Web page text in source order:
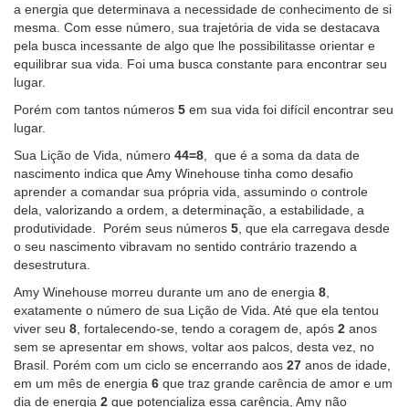
a energia que determinava a necessidade de conhecimento de si
mesma. Com esse número, sua trajetória de vida se destacava
pela busca incessante de algo que lhe possibilitasse orientar e
equilibrar sua vida. Foi uma busca constante para encontrar seu
lugar.
Porém com tantos números 5 em sua vida foi difícil encontrar seu
lugar.
Sua Lição de Vida, número 44=8 , que é a soma da data de
nascimento indica que Amy Winehouse tinha como desafio
aprender a comandar sua própria vida, assumindo o controle
dela, valorizando a ordem, a determinação, a estabilidade, a
produtividade. Porém seus números 5 , que ela carregava desde
o seu nascimento vibravam no sentido contrário trazendo a
desestrutura.
Amy Winehouse morreu durante um ano de energia 8
exatamente o número de sua Lição de Vida. Até que ela tentou
viver seu 8 , fortalecendo-se, tendo a coragem de, após 2 anos
sem se apresentar em shows, voltar aos palcos, desta vez, no
Brasil. Porém com um ciclo se encerrando aos 27 anos de idade,
em um mês de energia 6 que traz grande carência de amor e um
dia de energia 2 que potencializa essa carência, Amy não